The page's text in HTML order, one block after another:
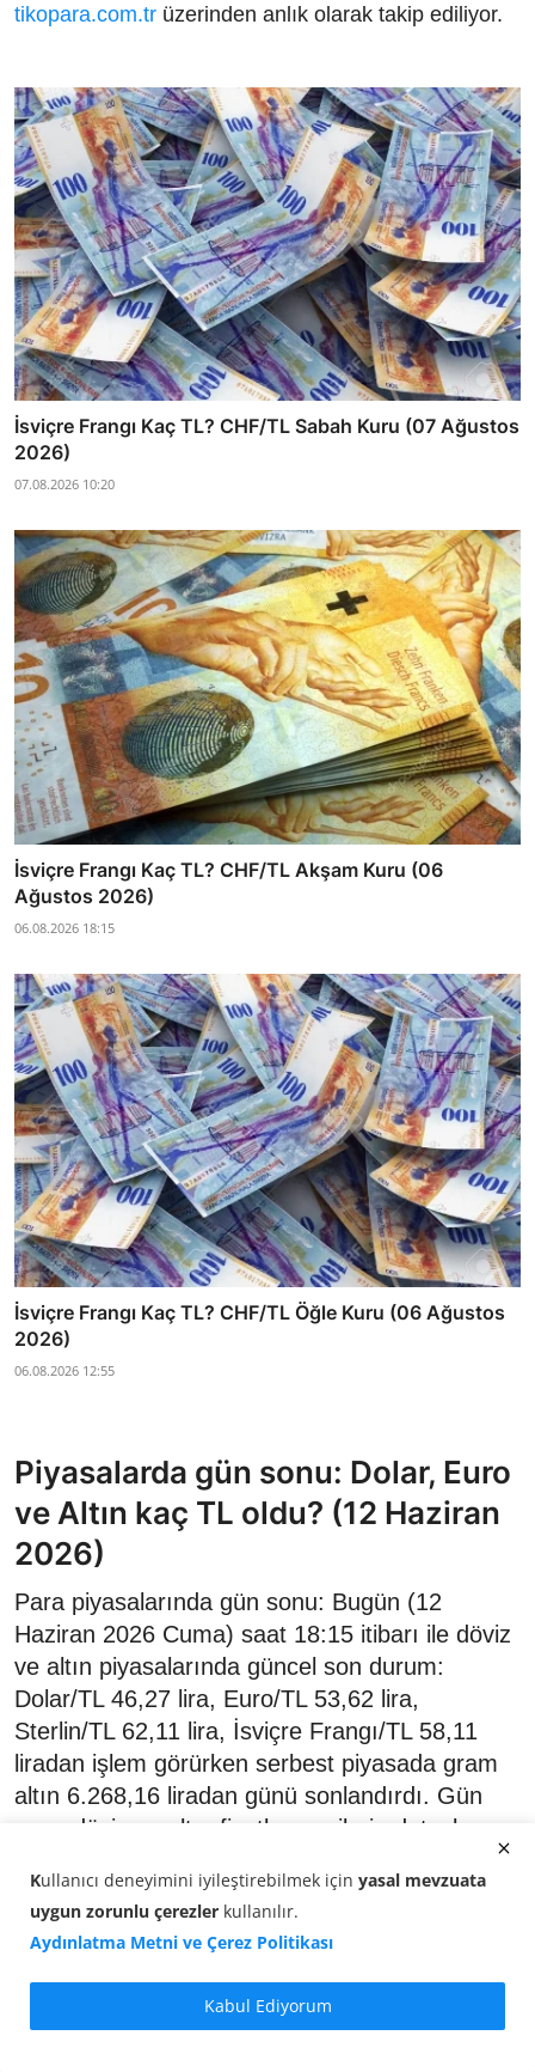
tikopara.com.tr üzerinden anlık olarak takip ediliyor.
İsviçre Frangı Kaç TL? CHF/TL Sabah Kuru (07 Ağustos
2026)
07.08.2026 10:20
İsviçre Frangı Kaç TL? CHF/TL Akşam Kuru (06
Ağustos 2026)
06.08.2026 18:15
İsviçre Frangı Kaç TL? CHF/TL Öğle Kuru (06 Ağustos
2026)
06.08.2026 12:55
Piyasalarda gün sonu: Dolar, Euro
ve Altın kaç TL oldu? (12 Haziran
2026)
Para piyasalarında gün sonu: Bugün (12
Haziran 2026 Cuma) saat 18:15 itibarı ile döviz
ve altın piyasalarında güncel son durum:
Dolar/TL 46,27 lira, Euro/TL 53,62 lira,
Sterlin/TL 62,11 lira, İsviçre Frangı/TL 58,11
liradan işlem görürken serbest piyasada gram
altın 6.268,16 liradan günü sonlandırdı. Gün
sonu döviz ve altın fiyatları verilerin detayları
Kullanıcı deneyimini iyileştirebilmek için yasal mevzuata
uygun zorunlu çerezler kullanılır.
Aydınlatma Metni ve Çerez Politikası
Kabul Ediyorum